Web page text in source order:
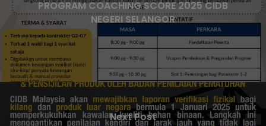
PROGRAM COACHING SCORE 2025 CIDB
NEGERI SELANGOR
Next Post